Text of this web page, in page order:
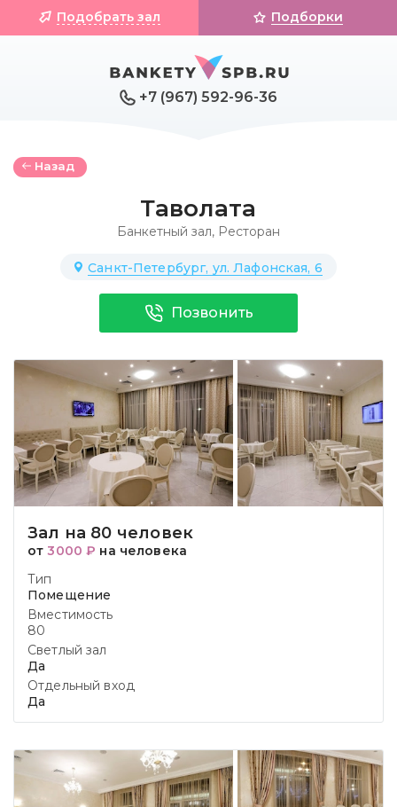
+7 (967) 592-96-36
Подобрать зал Подборки
Назад
Таволата
Банкетный зал, Ресторан
Санкт-Петербург, ул. Лафонская, 6
Позвонить
Зал на 80 человек
от3000 ₽ на человека
Тип
Помещение
Вместимость
80
Светлый зал
Да
Отдельный вход
Да